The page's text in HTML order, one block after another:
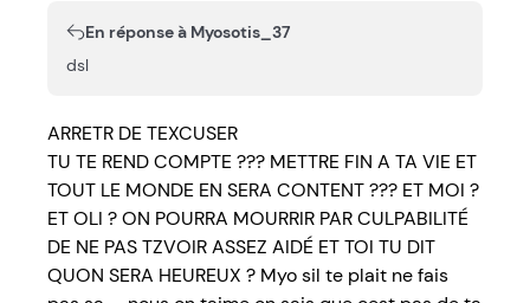
En réponse à Myosotis_37
dsl
ARRETR DE TEXCUSER
TU TE REND COMPTE ??? METTRE FIN A TA VIE ET
TOUT LE MONDE EN SERA CONTENT ??? ET MOI ?
ET OLI ? ON POURRA MOURRIR PAR CULPABILITÉ
DE NE PAS TZVOIR ASSEZ AIDÉ ET TOI TU DIT
QUON SERA HEUREUX ? Myo sil te plait ne fais